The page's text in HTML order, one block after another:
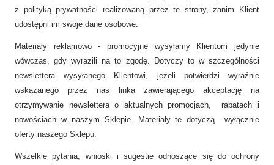
z polityką prywatności realizowaną przez te strony, zanim Klient
udostępni im swoje dane osobowe.
Materiały reklamowo - promocyjne wysyłamy Klientom jedynie
wówczas, gdy wyrazili na to zgodę. Dotyczy to w szczególności
newslettera wysyłanego Klientowi, jeżeli potwierdzi wyraźnie
wskazanego przez nas linka zawierającego akceptację na
otrzymywanie newslettera o aktualnych promocjach, rabatach i
nowościach w naszym Sklepie. Materiały te dotyczą wyłącznie
oferty naszego Sklepu.
Wszelkie pytania, wnioski i sugestie odnoszące się do ochrony